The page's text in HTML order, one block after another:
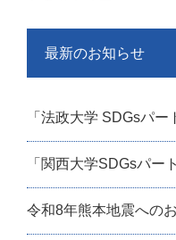
最新のお知らせ
「法政大学 SDGsパ
「関西大学SDGsパー
令和8年熊本地震への